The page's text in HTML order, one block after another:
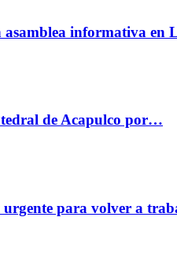
asamblea informativa
de Acapulco por…
urgente para volver a